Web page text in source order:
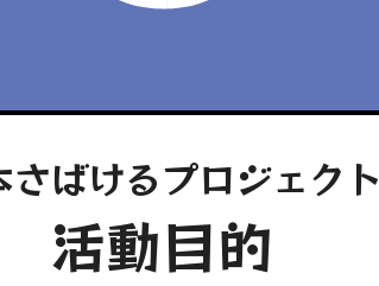
さばけるプロジェクト
活動目的